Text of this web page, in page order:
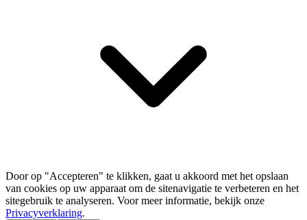
Door op "Accepteren" te klikken, gaat u akkoord met het opslaan
van cookies op uw apparaat om de sitenavigatie te verbeteren en het
sitegebruik te analyseren. Voor meer informatie, bekijk onze
Privacyverklaring.